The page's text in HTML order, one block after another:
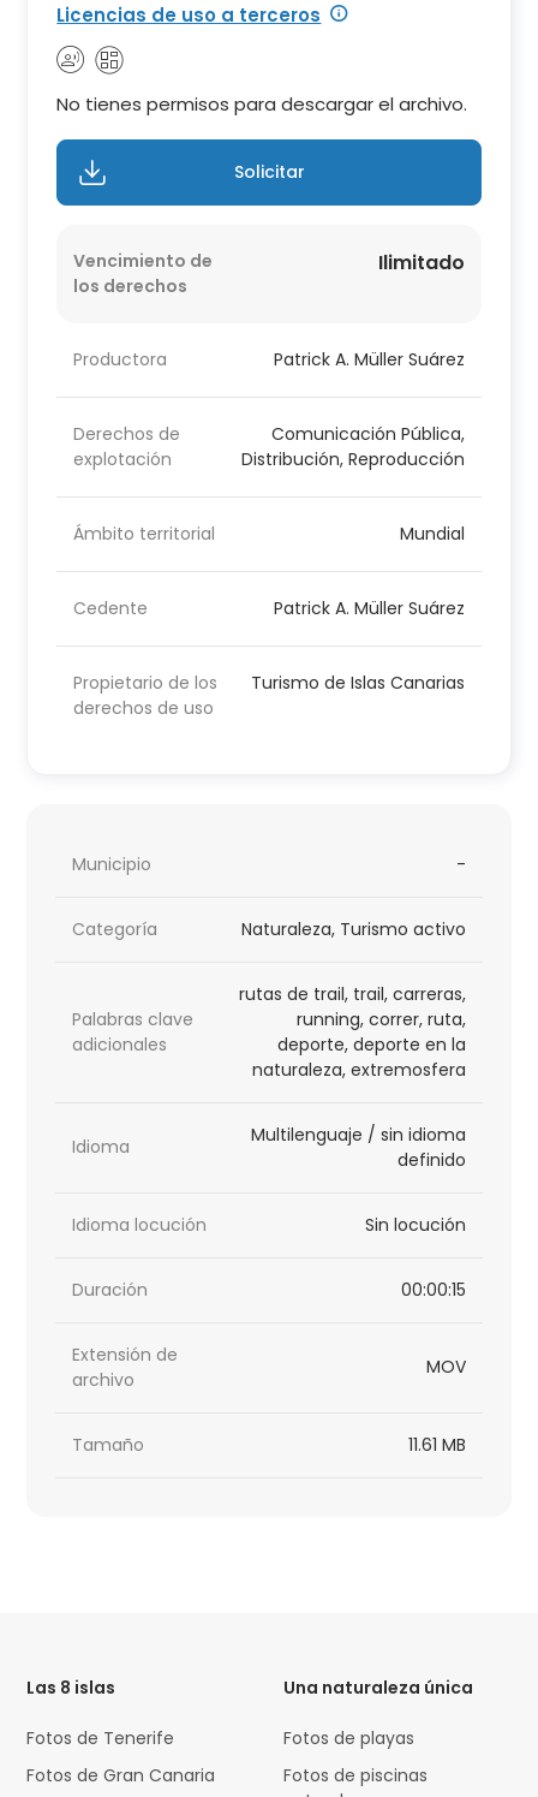
Licencias de uso a terceros
No tienes permisos para descargar el archivo.
Solicitar
Vencimiento de
los derechos
Ilimitado
Productora Patrick A. Müller Suárez
Derechos de
explotación
Comunicación Pública,
Distribución, Reproducción
Ámbito territorial Mundial
Cedente Patrick A. Müller Suárez
Propietario de los
derechos de uso
Turismo de Islas Canarias
Municipio -
Categoría Naturaleza, Turismo activo
Palabras clave
adicionales
rutas de trail, trail, carreras,
running, correr, ruta,
deporte, deporte en la
naturaleza, extremosfera
Idioma
Multilenguaje / sin idioma
definido
Idioma locución Sin locución
Duración 00:00:15
Extensión de
archivo
MOV
Tamaño 11.61 MB
Las 8 islas
Fotos de Tenerife
Fotos de Gran Canaria
Una naturaleza única
Fotos de playas
Fotos de piscinas